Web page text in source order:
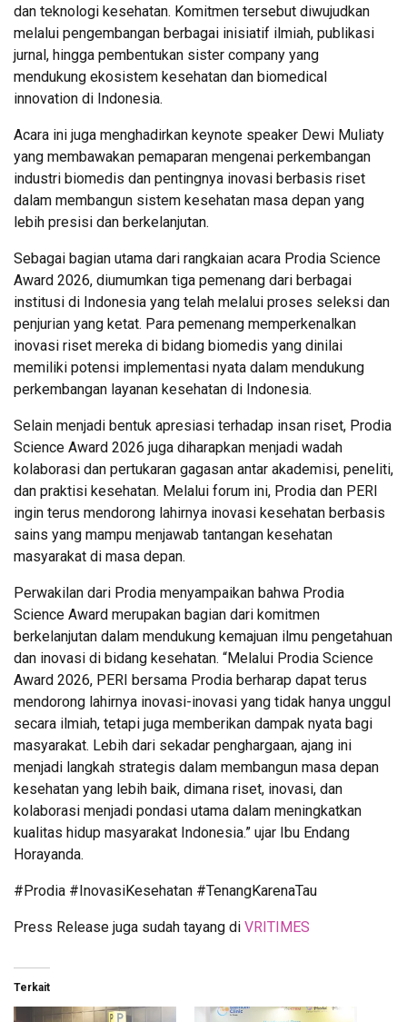
dan teknologi kesehatan. Komitmen tersebut diwujudkan
melalui pengembangan berbagai inisiatif ilmiah, publikasi
jurnal, hingga pembentukan sister company yang
mendukung ekosistem kesehatan dan biomedical
innovation di Indonesia.
Acara ini juga menghadirkan keynote speaker Dewi Muliaty
yang membawakan pemaparan mengenai perkembangan
industri biomedis dan pentingnya inovasi berbasis riset
dalam membangun sistem kesehatan masa depan yang
lebih presisi dan berkelanjutan.
Sebagai bagian utama dari rangkaian acara Prodia Science
Award 2026, diumumkan tiga pemenang dari berbagai
institusi di Indonesia yang telah melalui proses seleksi dan
penjurian yang ketat. Para pemenang memperkenalkan
inovasi riset mereka di bidang biomedis yang dinilai
memiliki potensi implementasi nyata dalam mendukung
perkembangan layanan kesehatan di Indonesia.
Selain menjadi bentuk apresiasi terhadap insan riset, Prodia
Science Award 2026 juga diharapkan menjadi wadah
kolaborasi dan pertukaran gagasan antar akademisi, peneliti,
dan praktisi kesehatan. Melalui forum ini, Prodia dan PERI
ingin terus mendorong lahirnya inovasi kesehatan berbasis
sains yang mampu menjawab tantangan kesehatan
masyarakat di masa depan.
Perwakilan dari Prodia menyampaikan bahwa Prodia
Science Award merupakan bagian dari komitmen
berkelanjutan dalam mendukung kemajuan ilmu pengetahuan
dan inovasi di bidang kesehatan. “Melalui Prodia Science
Award 2026, PERI bersama Prodia berharap dapat terus
mendorong lahirnya inovasi-inovasi yang tidak hanya unggul
secara ilmiah, tetapi juga memberikan dampak nyata bagi
masyarakat. Lebih dari sekadar penghargaan, ajang ini
menjadi langkah strategis dalam membangun masa depan
kesehatan yang lebih baik, dimana riset, inovasi, dan
kolaborasi menjadi pondasi utama dalam meningkatkan
kualitas hidup masyarakat Indonesia.” ujar Ibu Endang
Horayanda.
#Prodia #InovasiKesehatan #TenangKarenaTau
Press Release juga sudah tayang di VRITIMES
Terkait